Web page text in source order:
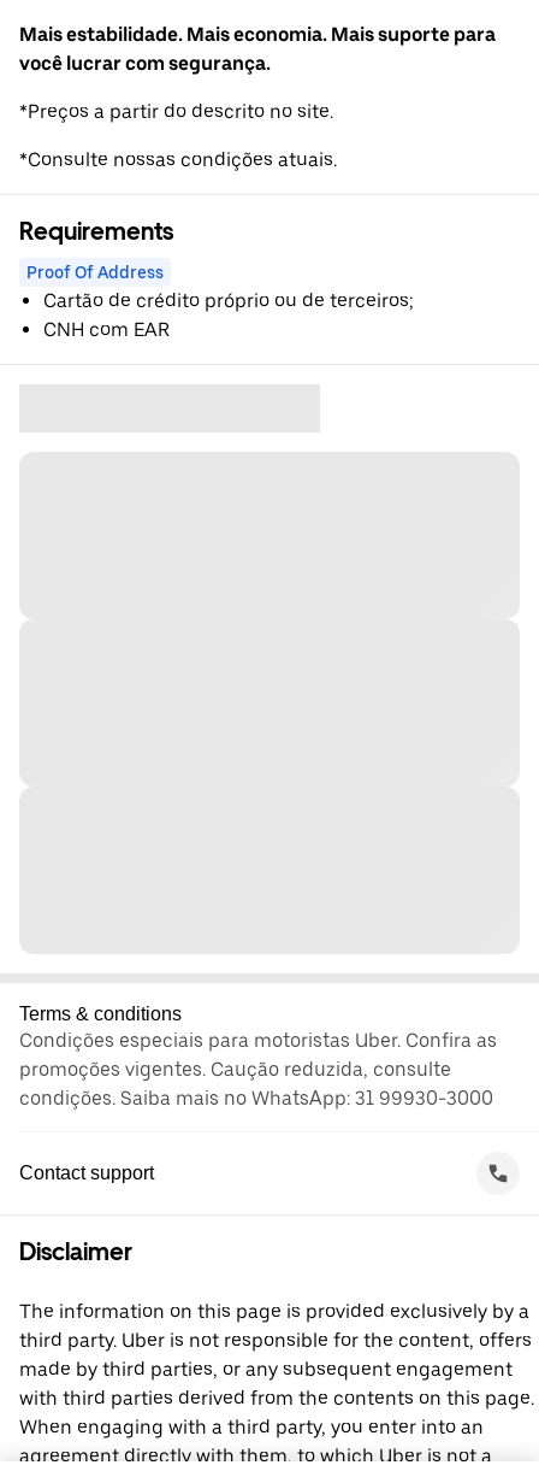
Mais estabilidade. Mais economia. Mais suporte para
você lucrar com segurança.
*Preços a partir do descrito no site.
*Consulte nossas condições atuais.
Requirements
Proof Of Address
Cartão de crédito próprio ou de terceiros;
CNH com EAR
Terms & conditions
Condições especiais para motoristas Uber. Confira as
promoções vigentes. Caução reduzida, consulte
condições. Saiba mais no WhatsApp: 31 99930-3000
Contact support
Disclaimer
The information on this page is provided exclusively by a
third party. Uber is not responsible for the content, offers
made by third parties, or any subsequent engagement
with third parties derived from the contents on this page.
When engaging with a third party, you enter into an
agreement directly with them, to which Uber is not a